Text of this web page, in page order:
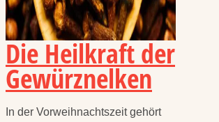
Die Heilkraft der
Gewürznelken
In der Vorweihnachtszeit gehört